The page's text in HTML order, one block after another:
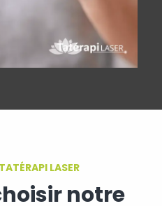
LASER
notre